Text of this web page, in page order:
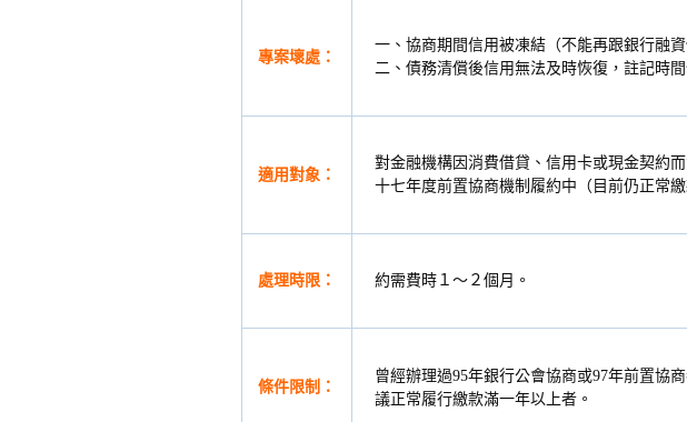
專案壞處：
一、協商期間信用被凍結（不能再跟銀行融資
二、債務清償後信用無法及時恢復，註記時
適用對象：
對金融機構因消費借貸、信用卡或現金契約
十七年度前置協商機制履約中（目前仍正常繳
處理時限： 約需費時１～２個月。
條件限制：
曾經辦理過95年銀行公會協商或97年前置協
議正常履行繳款滿一年以上者。